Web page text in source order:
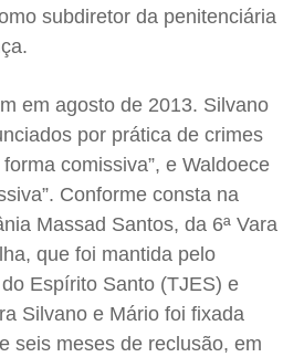
subdiretor da penitenciária
em agosto de 2013. Silvano
por prática de crimes
comissiva”, e Waldoece
Conforme consta na
Massad Santos, da 6ª Vara
que foi mantida pelo
Espírito Santo (TJES) e
Silvano e Mário foi fixada
seis meses de reclusão, em